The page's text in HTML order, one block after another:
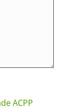
ACPP